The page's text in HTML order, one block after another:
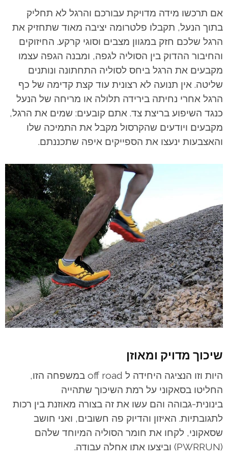
אם תרכשו מידה מדויקת עבורכם והרגל לא תחליק
בתוך הנעל, תקבלו פלטרומה יציבה מאוד שתחזיק את
הרגל שלכם חזק במגוון מצבים וסוגי קרקע. החיזוקים
והחיבור ההדוק בין הסוליה לגפה, ומבנה הגפה עצמו
מקבעים את הרגל ביחס לסוליה התחתונה ונותנים
שליטה. אין תנועה לא רצונית עוד קצת קדימה של כף
הרגל אחרי נחיתה בירידה תלולה או מריחה של הנעל
כנגד השיפוע בריצת צד. אתם קובעים: שמים את הרגל,
מקבעים ויודעים שהקרסול מקבל את התמיכה שלו
והאצבעות ינעצו את הספייקים איפה שתכננתם.
שיכוך מדויק ומאוזן
היות וזו הנציגה היחידה ל off road במשפחה הזו,
החליטו בסאקוני על רמת השיכוך שתהייה
בינונית-גבוהה והם עשו את זה בצורה מאוזנת בין רכות
לתגובתיות. האיזון והדיוק פה חשובים, ואני חושב
שסאקוני, לקחו את חומר הסוליה המיוחד שלהם
(PWRRUN) וביצעו אתו אחלה עבודה.